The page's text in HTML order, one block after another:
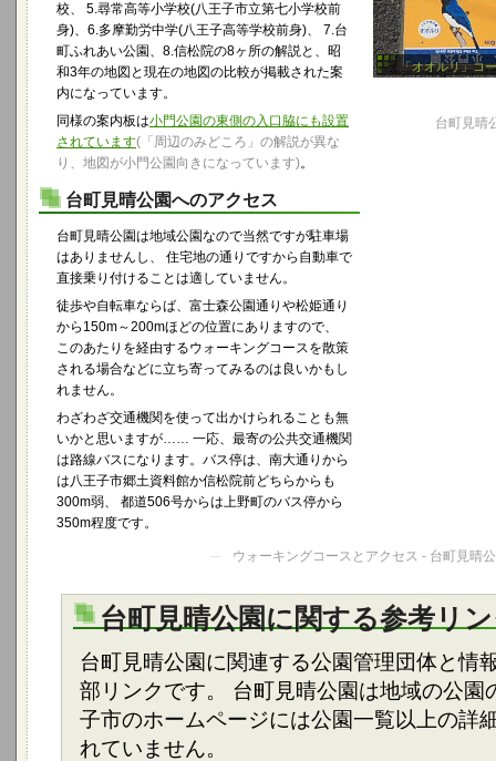
─ ウォーキングコースとアクセス - 台町見晴
校、 5.尋常高等小学校(八王子市立第七小学校前
身)、6.多摩勤労中学(八王子高等学校前身)、 7.台
町ふれあい公園、8.信松院の8ヶ所の解説と、昭
和3年の地図と現在の地図の比較が掲載された案
内になっています。
同様の案内板は小門公園の東側の入口脇にも設置
されています(「周辺のみどころ」の解説が異な
り、地図が小門公園向きになっています)。
台町見晴公園へのアクセス
台町見晴公園は地域公園なので当然ですが駐車場
はありませんし、 住宅地の通りですから自動車で
直接乗り付けることは適していません。
徒歩や自転車ならば、富士森公園通りや松姫通り
から150m～200mほどの位置にありますので、
このあたりを経由するウォーキングコースを散策
される場合などに立ち寄ってみるのは良いかもし
れません。
わざわざ交通機関を使って出かけられることも無
いかと思いますが…… 一応、最寄の公共交通機関
は路線バスになります。バス停は、南大通りから
は八王子市郷土資料館か信松院前どちらからも
300m弱、 都道506号からは上野町のバス停から
350m程度です。
「オオルリ」コ
台町見晴
台町見晴公園に関する参考リ
台町見晴公園に関連する公園管理団体と情
部リンクです。 台町見晴公園は地域の公園
子市のホームページには公園一覧以上の詳
れていません。